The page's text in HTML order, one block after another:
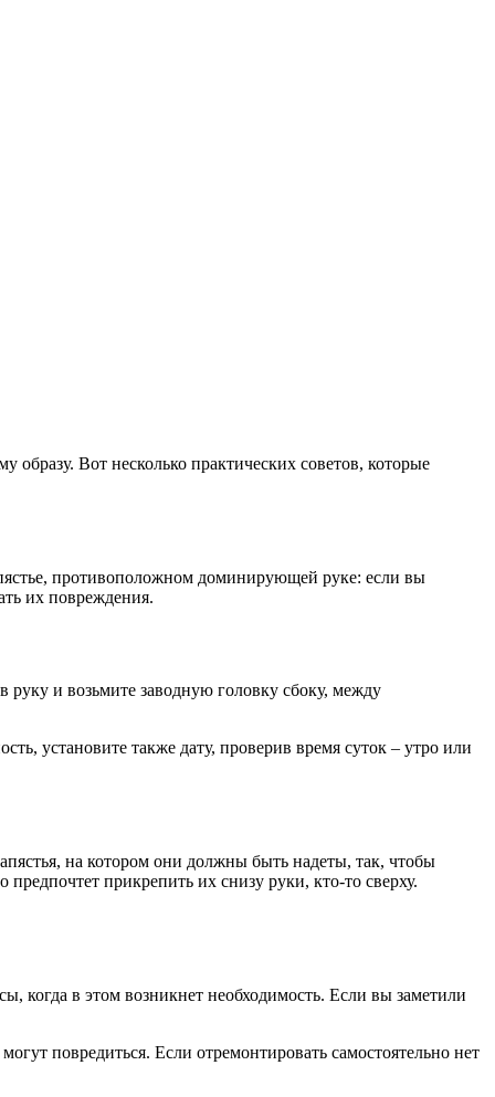
образу. Вот несколько практических советов, которые
противоположном доминирующей руке: если вы
их повреждения.
и возьмите заводную головку сбоку, между
установите также дату, проверив время суток – утро или
на котором они должны быть надеты, так, чтобы
прикрепить их снизу руки, кто-то сверху.
когда в этом возникнет необходимость. Если вы заметили
повредиться. Если отремонтировать самостоятельно нет